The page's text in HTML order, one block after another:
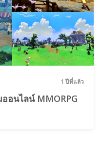
1 ปีที่แล้ว
อนไลน์ MMORPG